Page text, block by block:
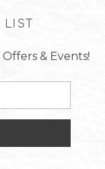
& Events!